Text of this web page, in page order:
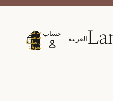
حسابإجمالي
العناصر
في سلة
التسوق:
0